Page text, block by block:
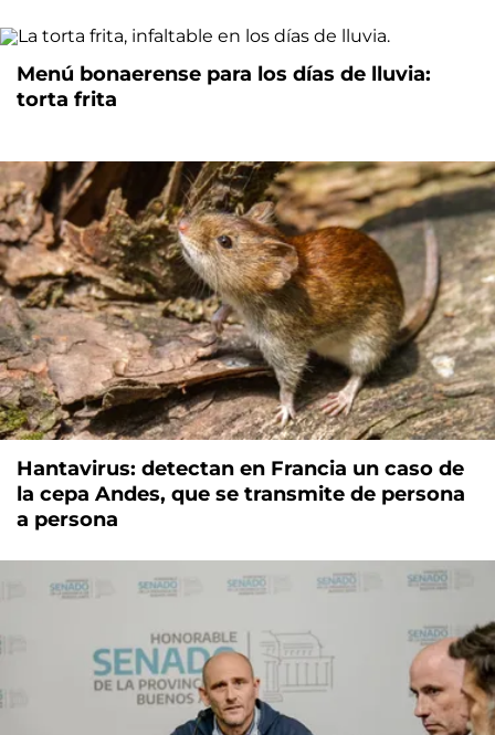
Menú bonaerense para los días de lluvia:
torta frita
Hantavirus: detectan en Francia un caso de
la cepa Andes, que se transmite de persona
a persona